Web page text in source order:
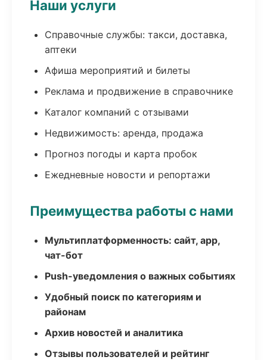
Наши услуги
Справочные службы: такси, доставка,
аптеки
Афиша мероприятий и билеты
Реклама и продвижение в справочнике
Каталог компаний с отзывами
Недвижимость: аренда, продажа
Прогноз погоды и карта пробок
Ежедневные новости и репортажи
Преимущества работы с нами
Мультиплатформенность: сайт, app,
чат-бот
Push-уведомления о важных событиях
Удобный поиск по категориям и
районам
Архив новостей и аналитика
Отзывы пользователей и рейтинг